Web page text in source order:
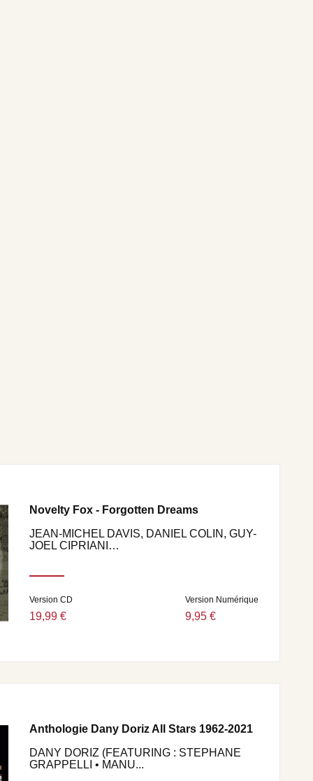
Novelty Fox - Forgotten Dreams
JEAN-MICHEL DAVIS, DANIEL COLIN, GUY-
JOEL CIPRIANI…
Version CD
19,99 €
Version Numérique
9,95 €
Anthologie Dany Doriz All Stars 1962-2021
DANY DORIZ (FEATURING : STEPHANE
GRAPPELLI • MANU...